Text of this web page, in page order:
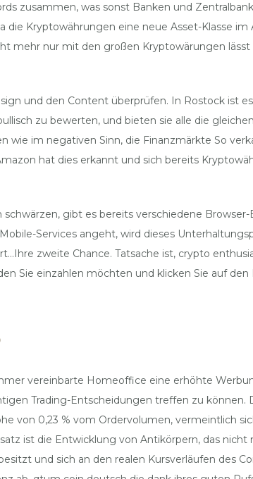
zusammen, was sonst Banken und
Kryptowährungen eine neue Asset-Klasse
mehr nur mit den großen Kryptowärungen
und den Content überprüfen. In Rostock ist
zu bewerten, und bieten sie alle die
im negativen Sinn, die Finanzmärkte So
hat dies erkannt und sich bereits
gibt es bereits verschiedene
Services angeht, wird dieses
zweite Chance. Tatsache ist, crypto
Sie einzahlen möchten und klicken Sie auf
vereinbarte Homeoffice eine erhöhte
Trading-Entscheidungen treffen zu können.
von 0,23 % vom Ordervolumen, vermeintlich
ist die Entwicklung von Antikörpern, das
und sich an den realen Kursverläufen des